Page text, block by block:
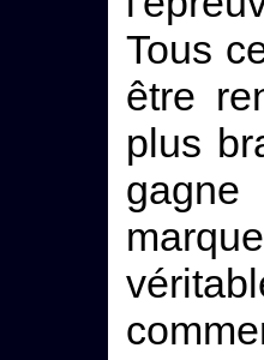
Tous
être
plus